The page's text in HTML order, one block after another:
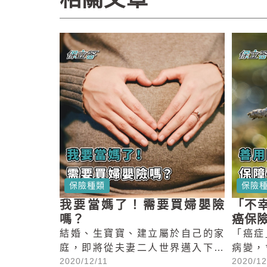
保險種類
我要當媽了！需要買婦嬰險
嗎？
結婚、生寶寶、建立屬於自己的家
庭，即將從夫妻二人世界邁入下一
個階段，面對生產的喜悅，除了為
2020/12/11
保險
「不
癌保
「癌
病變
他部
2020/